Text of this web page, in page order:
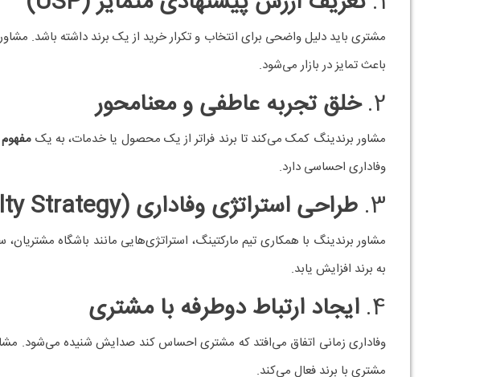
ارزش‌هایی مثل نوآوری، سادگی و کیفیت است. پشت این انسجام، تیم‌های
دیجی‌کالا
در بازار ایران، دیجی‌کالا با تجربه خرید آسان، پشتیبانی قوی و برندینگ هدفمند
خبرنامه و کمپین‌های مناسبتی، حاصل برنامه‌ریزی دقیق تیم برندینگ است.
چرا باید از مشاور برندینگ استفاده
ممکن است کسب‌وکار شما محصول یا خدماتی عالی ارائه دهد، اما اگر نتوانید
مشاور برندینگ بسیار مهم است؛ زیرا:
استراتژی‌های علمی و عملی ارائه می‌دهد
انسجام برند را در تمام کانال‌ها حفظ می‌کند